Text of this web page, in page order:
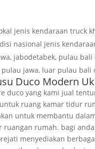
jenis kendaraan truck
nasional jenis
jabodetabek, pulau
jawa, luar pulau
Duco Modern
duco yang kami jual
ruang kamar tidur
untuk membantu
rumah. bagi
menyediakan